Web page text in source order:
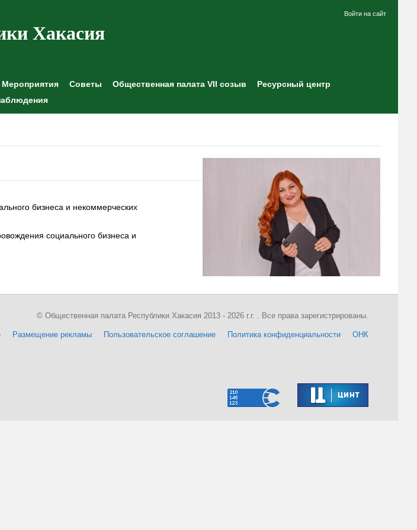
Хакасия
Войти на сайт
Мероприятия Советы Общественная палата VII созыв
Ресурсный центр
бизнеса и некоммерческих
социального бизнеса и
Размещение рекламы Пользовательское соглашение Политика конфиденциальности ОНК
© Общественная палата Республики Хакасия 2013 - 2026 г.г. . Все права зарегистрированы.